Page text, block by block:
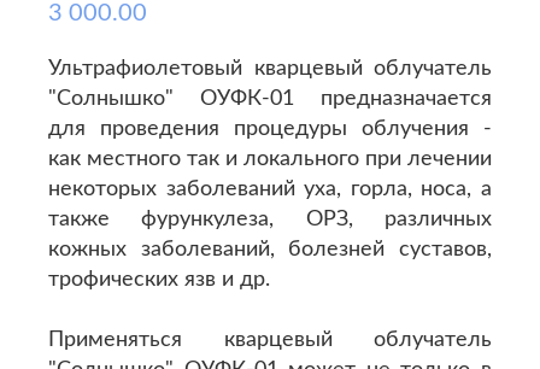
3 000.00
Ультрафиолетовый кварцевый облучатель
"Солнышко" ОУФК-01 предназначается
для проведения процедуры облучения -
как местного так и локального при лечении
некоторых заболеваний уха, горла, носа, а
также фурункулеза, ОРЗ, различных
кожных заболеваний, болезней суставов,
трофических язв и др.
Применяться кварцевый облучатель